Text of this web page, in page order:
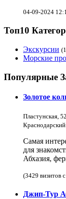
04-09-2024
Топ10
Экскурсии
Морские
Популярные
Золотое
Пластунская,
Самая
для
Абхазия,
(3429 визитов
Джип-Тур